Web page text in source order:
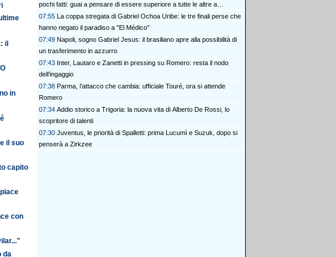
il
in
il suo
capito
con
da
pochi fatti: guai a pensare di essere superiore a tutte le altre a
prescindere. Juve, il portiere può diventare un "problema". Milan-Leao,
serve una decisione netta
07:55 La coppa stregata di Gabriel Ochoa Uribe: le tre finali perse che
hanno negato il paradiso a "El Médico"
07:49 Napoli, sogno Gabriel Jesus: il brasiliano apre alla possibilità di
un trasferimento in azzurro
07:43 Inter, Lautaro e Zanetti in pressing su Romero: resta il nodo
dell’ingaggio
07:38 Parma, l’attacco che cambia: ufficiale Touré, ora si attende
Romero
07:34 Addio storico a Trigoria: la nuova vita di Alberto De Rossi, lo
scopritore di talenti
07:30 Juventus, le priorità di Spalletti: prima Lucumì e Suzuk, dopo si
penserà a Zirkzee